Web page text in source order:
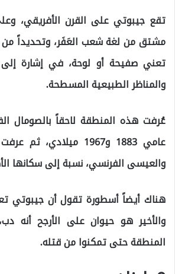
تقع جيبوتي على القرن الأفريقي،
مشتق من لغة شعب العَفَر، وتحديداً من
تعني صفيحة أو لوحة، في إشارة إلى
والمناظر الطبيعية المسطحة.
عُرفت هذه المنطقة لاحقاً بالصومال
عامي 1883 و1967
والعيسى الفرنسي، نسبة إلى سكانها
هناك أيضاً أسطورة تقول أن جيبوتي
والأخير هو حيوان على الأرجح أنه
المنطقة حتى تمكنوا من قتله.